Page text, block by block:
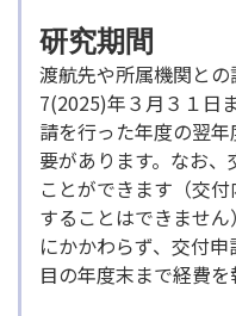
研究期間
渡航先や所属機関と
7(2025)年３月３１日
請を行った年度の翌
要があります。なお
ことができます（交
することはできませ
にかかわらず、交付
目の年度末まで経費を